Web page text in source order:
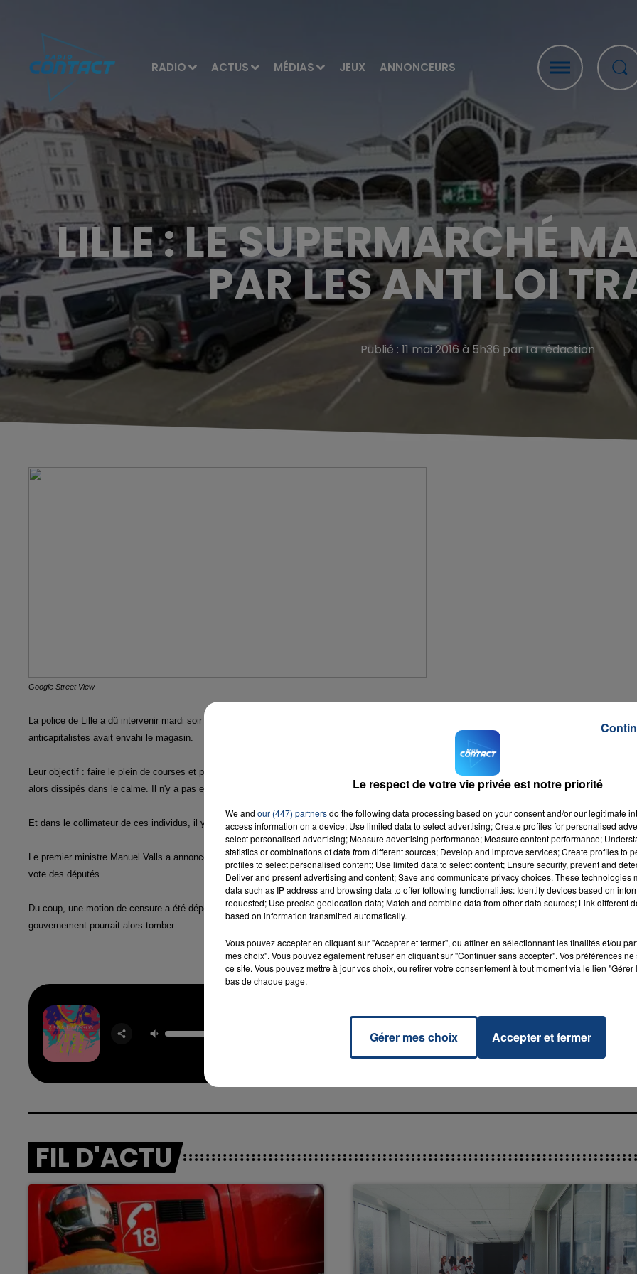
RADIO ACTUS MÉDIAS JEUX ANNONCEURS
LILLE : LE SUPERMARCHÉ
PAR LES ANTI LOI
Publié : 11 mai 2016 à 5h36 par La rédaction
Google Street View
La police de Lille a dû intervenir mardi soir au supermarché Match de la rue Solférino, dans le centre-ville. Une centaine d'individus aux
anticapitalistes avait envahi le magasin.
Leur objectif : faire le plein de courses et partir sans payer. C'était sans compter sans l'intervention des forces de l'ordre. Les manifestants se sont
alors dissipés dans le calme. Il n'y a pas eu de d'affrontement et rien n'a été volé.
Et dans le collimateur de ces individus, il y avait notamment le projet de loi du travail. Un texte qui devrait finalement passer en force.
Le premier ministre Manuel Valls a annoncé hier qu'il allait utiliser l'article 49.3 de la constitution. C'est-à-dire que le texte pourrait être adopté sans
vote des députés.
Du coup, une motion de censure a été déposée par la droite. Elle sera examinée demain. Si elle venait à être votée par une majorité absolue, le
gouvernement pourrait alors tomber.
RADIO CONTACT
FIL D'ACTU
Le respect de votre vie privée est notre priorité
We and our (447) partnersdo the following data processing based on your consent and/or our legitimate
access information on a device; Use limited data to select advertising; Create profiles for personalised
select personalised advertising; Measure advertising performance; Measure content performance;
statistics or combinations of data from different sources; Develop and improve services; Create profiles to
profiles to select personalised content; Use limited data to select content; Ensure security, prevent and
Deliver and present advertising and content; Save and communicate privacy choices. These technologies
data such as IP address and browsing data to offer following functionalities: Identify devices based on
requested; Use precise geolocation data; Match and combine data from other data sources; Link different
based on information transmitted automatically.
Vous pouvez accepter en cliquant sur "Accepter et fermer", ou affiner en sélectionnant les finalités et/ou
mes choix". Vous pouvez également refuser en cliquant sur "Continuer sans accepter". Vos préférences
ce site. Vous pouvez mettre à jour vos choix, ou retirer votre consentement à tout moment via le lien
bas de chaque page.
Gérer mes choix Accepter et fermer